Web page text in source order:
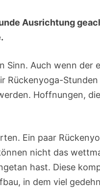
Ausrichtung
Sinn. Auch wenn der
Rückenyoga-
Hoffnungen, die
Ein paar
nicht das
hast. Diese
in dem viel